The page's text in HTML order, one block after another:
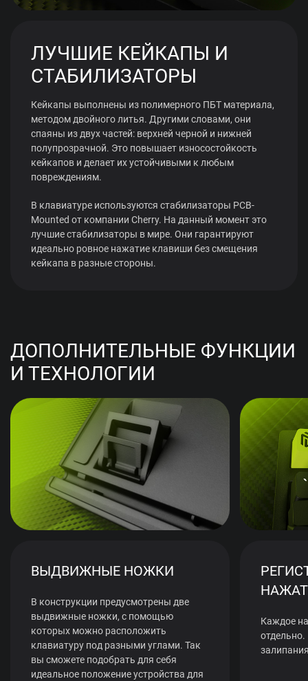
ЛУЧШИЕ КЕЙКАПЫ И
СТАБИЛИЗАТОРЫ
Кейкапы выполнены из полимерного ПБТ материала,
методом двойного литья. Другими словами, они
спаяны из двух частей: верхней черной и нижней
полупрозрачной. Это повышает износостойкость
кейкапов и делает их устойчивыми к любым
повреждениям.
В клавиатуре используются стабилизаторы PCB-
Mounted от компании Cherry. На данный момент это
лучшие стабилизаторы в мире. Они гарантируют
идеально ровное нажатие клавиши без смещения
кейкапа в разные стороны.
ДОПОЛНИТЕЛЬНЫЕ ФУНКЦИИ
И ТЕХНОЛОГИИ
ВЫДВИЖНЫЕ НОЖКИ
В конструкции предусмотрены две
выдвижные ножки, с помощью
которых можно расположить
клавиатуру под разными углами. Так
вы сможете подобрать для себя
идеальное положение устройства для
Каждое